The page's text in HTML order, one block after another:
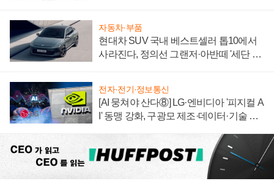
자동차·부품
현대차 SUV 국내 베스트셀러 톱10에서
사라진다, 정의선 그랜저·아반떼 '세단 쌍
전자·전기·정보통신
[AI 뭉쳐야 산다⑧] LG·엔비디아 '피지컬 A
I' 동맹 강화, 구광모 제조·데이터·기술 결